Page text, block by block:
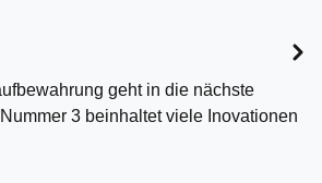
geht in die nächste
3 beinhaltet viele Inovationen